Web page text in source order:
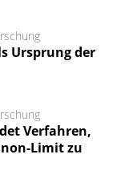
Ursprung der
Verfahren,
Limit zu